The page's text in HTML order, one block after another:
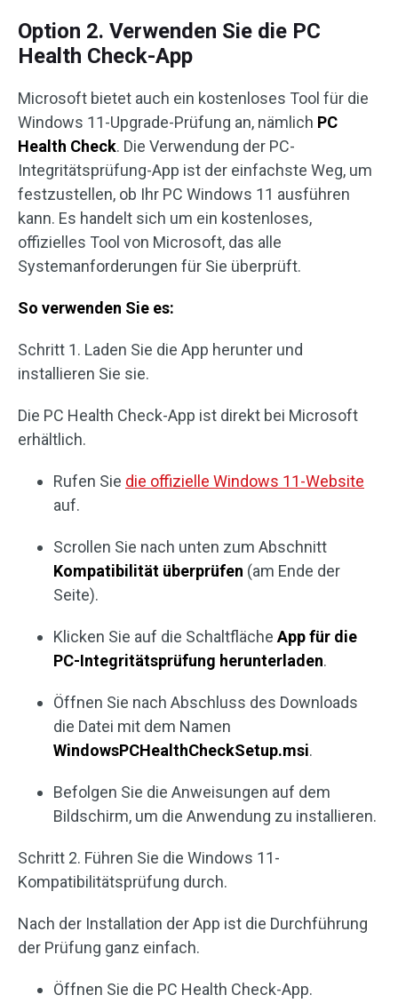
Option 2. Verwenden Sie die PC
Health Check-App
Microsoft bietet auch ein kostenloses Tool für die
Windows 11-Upgrade-Prüfung an, nämlich PC
Health Check. Die Verwendung der PC-
Integritätsprüfung-App ist der einfachste Weg, um
festzustellen, ob Ihr PC Windows 11 ausführen
kann. Es handelt sich um ein kostenloses,
offizielles Tool von Microsoft, das alle
Systemanforderungen für Sie überprüft.
So verwenden Sie es:
Schritt 1. Laden Sie die App herunter und
installieren Sie sie.
Die PC Health Check-App ist direkt bei Microsoft
erhältlich.
Rufen Sie die offizielle Windows 11-Website
auf.
Scrollen Sie nach unten zum Abschnitt
Kompatibilität überprüfen (am Ende der
Seite).
Klicken Sie auf die Schaltfläche App für die
PC-Integritätsprüfung herunterladen.
Öffnen Sie nach Abschluss des Downloads
die Datei mit dem Namen
WindowsPCHealthCheckSetup.msi.
Befolgen Sie die Anweisungen auf dem
Bildschirm, um die Anwendung zu installieren.
Schritt 2. Führen Sie die Windows 11-
Kompatibilitätsprüfung durch.
Nach der Installation der App ist die Durchführung
der Prüfung ganz einfach.
Öffnen Sie die PC Health Check-App.